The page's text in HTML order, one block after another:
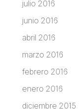
julio 2016
junio 2016
abril 2016
marzo 2016
febrero 2016
enero 2016
diciembre 2015